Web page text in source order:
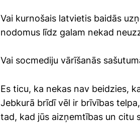
Vai kurnošais latvietis baidās
nodomus līdz galam nekad
Vai socmediju vārīšanās
Es ticu, ka nekas nav beidzies,
Jebkurā brīdī vēl ir brīvības
tad, kad jūs aizņemtības un citu